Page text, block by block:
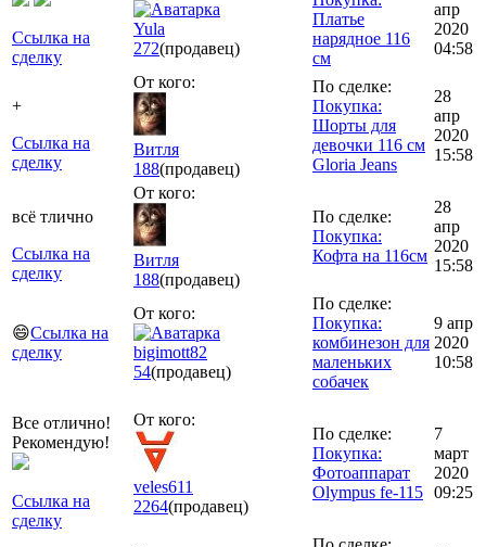
Ссылка на
сделку
Yula
272(продавец)
Платье
нарядное 116
см
апр
2020
04:58
+
Ссылка на
сделку
От кого:
Витля
188(продавец)
По сделке:
Покупка:
Шорты для
девочки 116 см
Gloria Jeans
28
апр
2020
15:58
всё тлично
Ссылка на
сделку
От кого:
Витля
188(продавец)
По сделке:
Покупка:
Кофта на 116см
28
апр
2020
15:58
😄Ссылка на
сделку
От кого:
bigimott82
54(продавец)
По сделке:
Покупка:
комбинезон для
маленьких
собачек
9 апр
2020
10:58
Все отлично!
Рекомендую!
Ссылка на
сделку
От кого:
veles611
2264(продавец)
По сделке:
Покупка:
Фотоаппарат
Olympus fe-115
7
март
2020
09:25